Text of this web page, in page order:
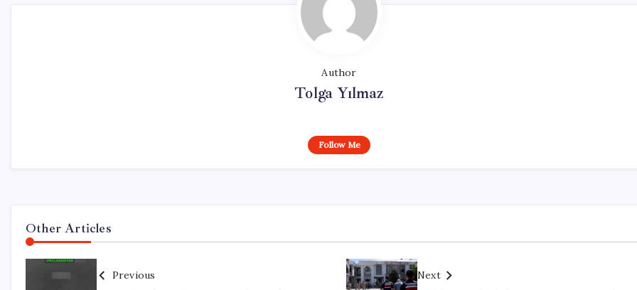
Author
Tolga Yılmaz
Follow Me
Other Articles
Previous Next